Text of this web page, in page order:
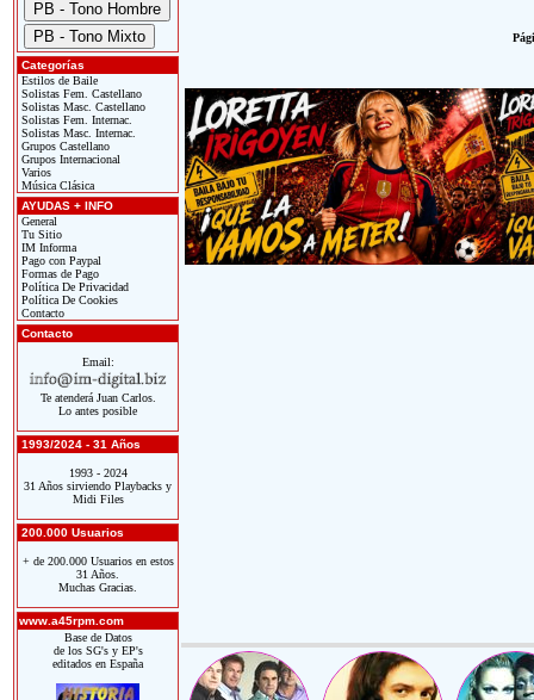
Categorías
Estilos de Baile
Solistas Fem. Castellano
Solistas Masc. Castellano
Solistas Fem. Internac.
Solistas Masc. Internac.
Grupos Castellano
Grupos Internacional
Varios
Música Clásica
AYUDAS + INFO
General
Tu Sitio
IM Informa
Pago con Paypal
Formas de Pago
Política De Privacidad
Política De Cookies
Contacto
Contacto
Email:
Te atenderá Juan Carlos.
Lo antes posible
1993/2024 - 31 Años
1993 - 2024
31 Años sirviendo Playbacks y
Midi Files
200.000 Usuarios
+ de 200.000 Usuarios en estos
31 Años.
Muchas Gracias.
www.a45rpm.com
Base de Datos
de los SG's y EP's
editados en España